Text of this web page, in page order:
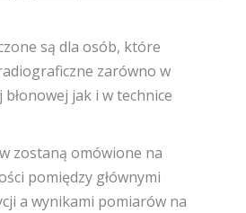
są dla osób, które
zarówno w
jak i w technice
zostaną omówione na
pomiędzy głównymi
a wynikami pomiarów na